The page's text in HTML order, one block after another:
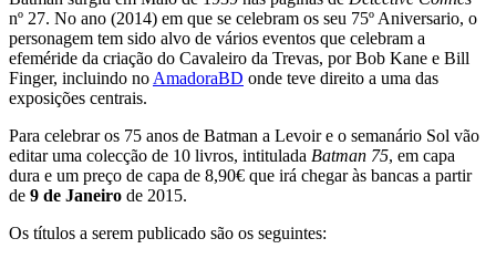
nº 27. No ano (2014) em que se celebram os seu 75º Aniversario, o
personagem tem sido alvo de vários eventos que celebram a
efeméride da criação do Cavaleiro da Trevas, por Bob Kane e Bill
Finger, incluindo no AmadoraBD onde teve direito a uma das
exposições centrais.
Para celebrar os 75 anos de Batman a Levoir e o semanário Sol vão
editar uma colecção de 10 livros, intitulada Batman 75, em capa
dura e um preço de capa de 8,90€ que irá chegar às bancas a partir
de 9 de Janeiro de 2015.
Os títulos a serem publicado são os seguintes: